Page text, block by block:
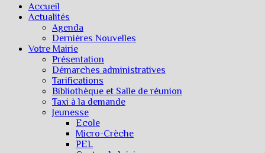
Accueil
Actualités
Agenda
Dernières Nouvelles
Votre Mairie
Présentation
Démarches administratives
Tarifications
Bibliothèque et Salle de réunion
Taxi à la demande
Jeunesse
Ecole
Micro-Crèche
PEL